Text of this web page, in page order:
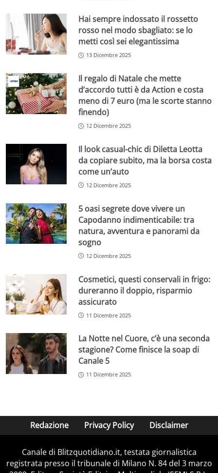
Hai sempre indossato il rossetto
rosso nel modo sbagliato: se lo
metti così sei elegantissima
13 Dicembre 2025
Il regalo di Natale che mette
d’accordo tutti è da Action e costa
meno di 7 euro (ma le scorte stanno
finendo)
12 Dicembre 2025
Il look casual-chic di Diletta Leotta
da copiare subito, ma la borsa costa
come un’auto
12 Dicembre 2025
5 oasi segrete dove vivere un
Capodanno indimenticabile: tra
natura, avventura e panorami da
sogno
12 Dicembre 2025
Cosmetici, questi conservali in frigo:
dureranno il doppio, risparmio
assicurato
11 Dicembre 2025
La Notte nel Cuore, c’è una seconda
stagione? Come finisce la soap di
Canale 5
11 Dicembre 2025
Redazione Privacy Policy Disclaimer
Canale di Blitzquotidiano.it, testata giornalistica
registrata presso il tribunale di Milano N. 84 del 3 marzo